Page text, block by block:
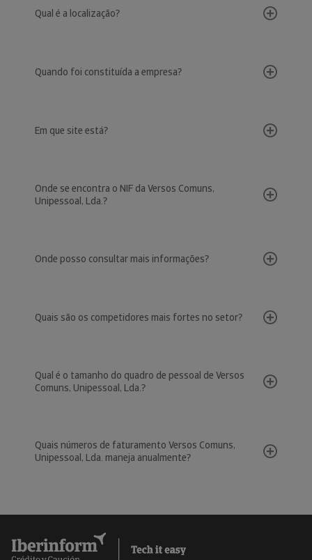
Qual é a localização?
Quando foi constituída a empresa?
Em que site está?
Onde se encontra o NIF da Versos Comuns,
Unipessoal, Lda.?
Onde posso consultar mais informações?
Quais são os competidores mais fortes no setor?
Qual é o tamanho do quadro de pessoal de Versos
Comuns, Unipessoal, Lda.?
Quais números de faturamento Versos Comuns,
Unipessoal, Lda. maneja anualmente?